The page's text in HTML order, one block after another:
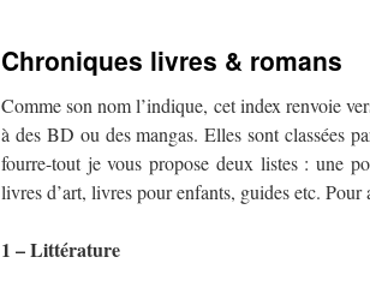
Chroniques livres & romans
Comme son nom l’indique, cet index renvoie
à des BD ou des mangas. Elles sont classées
fourre-tout je vous propose deux listes : une
livres d’art, livres pour enfants, guides etc.
1 – Littérature